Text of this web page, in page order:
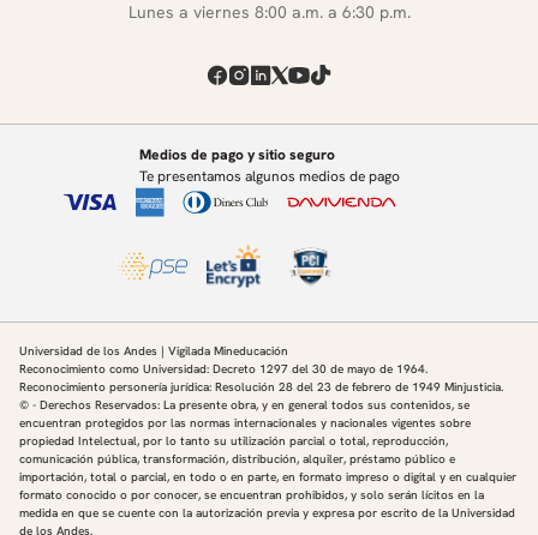
Lunes a viernes 8:00 a.m. a 6:30 p.m.
Medios de pago y sitio seguro
Te presentamos algunos medios de pago
Universidad de los Andes | Vigilada Mineducación
Reconocimiento como Universidad: Decreto 1297 del 30 de mayo de 1964.
Reconocimiento personería jurídica: Resolución 28 del 23 de febrero de 1949 Minjusticia.
© - Derechos Reservados: La presente obra, y en general todos sus contenidos, se
encuentran protegidos por las normas internacionales y nacionales vigentes sobre
propiedad Intelectual, por lo tanto su utilización parcial o total, reproducción,
comunicación pública, transformación, distribución, alquiler, préstamo público e
importación, total o parcial, en todo o en parte, en formato impreso o digital y en cualquier
formato conocido o por conocer, se encuentran prohibidos, y solo serán lícitos en la
medida en que se cuente con la autorización previa y expresa por escrito de la Universidad
de los Andes.